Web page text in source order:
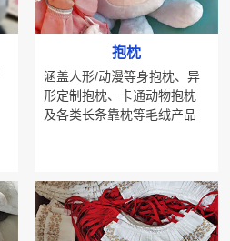
抱枕
涵盖人形/动漫等身抱枕、异
形定制抱枕、卡通动物抱枕
及各类长条靠枕等毛绒产品